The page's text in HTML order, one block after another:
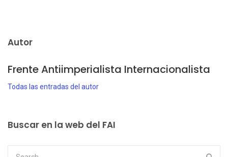
Autor
Frente Antiimperialista Internacionalista
Todas las entradas del autor
Buscar en la web del FAI